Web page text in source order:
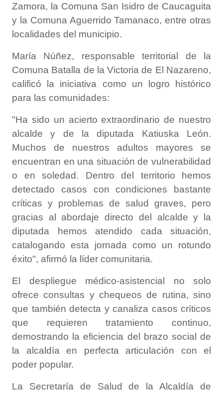
Zamora, la Comuna San Isidro de Caucaguita
y la Comuna Aguerrido Tamanaco, entre otras
localidades del municipio.
María Núñez, responsable territorial de la
Comuna Batalla de la Victoria de El Nazareno,
calificó la iniciativa como un logro histórico
para las comunidades:
"Ha sido un acierto extraordinario de nuestro
alcalde y de la diputada Katiuska León.
Muchos de nuestros adultos mayores se
encuentran en una situación de vulnerabilidad
o en soledad. Dentro del territorio hemos
detectado casos con condiciones bastante
críticas y problemas de salud graves, pero
gracias al abordaje directo del alcalde y la
diputada hemos atendido cada situación,
catalogando esta jornada como un rotundo
éxito", afirmó la líder comunitaria.
El despliegue médico-asistencial no solo
ofrece consultas y chequeos de rutina, sino
que también detecta y canaliza casos críticos
que requieren tratamiento continuo,
demostrando la eficiencia del brazo social de
la alcaldía en perfecta articulación con el
poder popular.
La Secretaría de Salud de la Alcaldía de